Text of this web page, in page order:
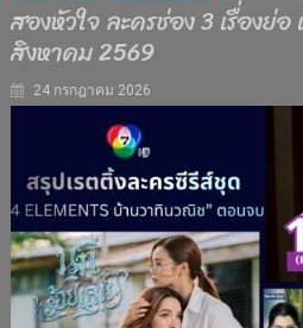
สองหัวใจ ละครช่อง 3 เรื่องย่
สิงหาคม 2569
24 กรกฎาคม 2026